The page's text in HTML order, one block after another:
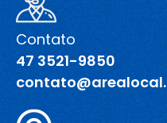
Contato
47 3521-9850